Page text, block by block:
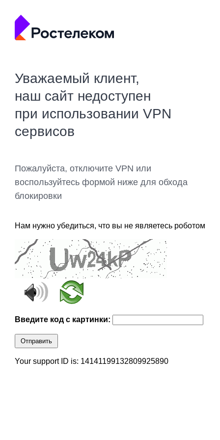
Уважаемый клиент,
наш сайт недоступен
при использовании VPN
сервисов
Пожалуйста, отключите VPN или
воспользуйтесь формой ниже для обхода
блокировки
Нам нужно убедиться, что вы не являетесь роботом
Введите код с картинки:
Отправить
Your support ID is: 14141199132809925890